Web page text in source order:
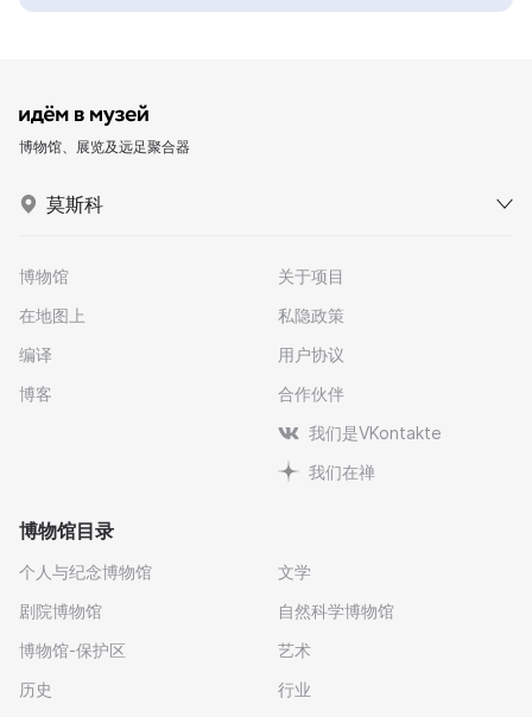
博物馆、展览及远足聚合器
莫斯科
博物馆
在地图上
编译
博客
关于项目
私隐政策
用户协议
合作伙伴
我们是VKontakte
我们在禅
博物馆目录
个人与纪念博物馆
剧院博物馆
博物馆-保护区
历史
文学
自然科学博物馆
艺术
行业